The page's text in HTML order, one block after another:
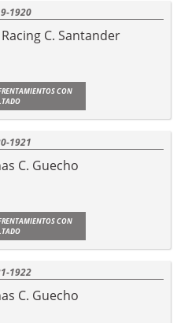
1920
Racing C. Santander
CON
1921
C. Guecho
CON
1922
C. Guecho